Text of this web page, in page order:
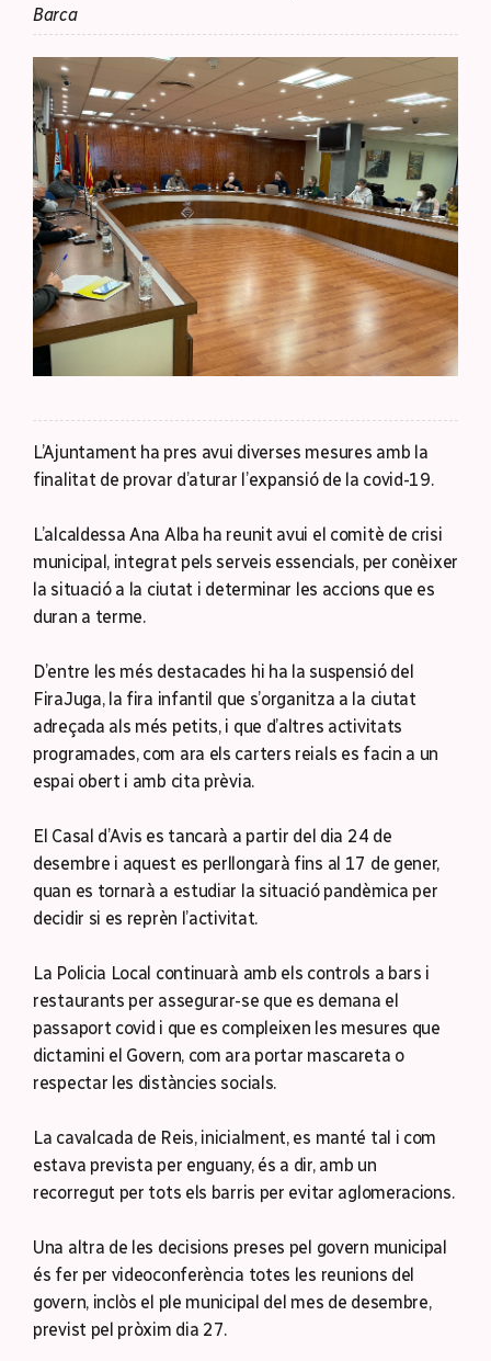
Barca
L’Ajuntament ha pres avui diverses mesures amb la
finalitat de provar d’aturar l’expansió de la covid-19.
L’alcaldessa Ana Alba ha reunit avui el comitè de crisi
municipal, integrat pels serveis essencials, per conèixer
la situació a la ciutat i determinar les accions que es
duran a terme.
D’entre les més destacades hi ha la suspensió del
FiraJuga, la fira infantil que s’organitza a la ciutat
adreçada als més petits, i que d’altres activitats
programades, com ara els carters reials es facin a un
espai obert i amb cita prèvia.
El Casal d’Avis es tancarà a partir del dia 24 de
desembre i aquest es perllongarà fins al 17 de gener,
quan es tornarà a estudiar la situació pandèmica per
decidir si es reprèn l’activitat.
La Policia Local continuarà amb els controls a bars i
restaurants per assegurar-se que es demana el
passaport covid i que es compleixen les mesures que
dictamini el Govern, com ara portar mascareta o
respectar les distàncies socials.
La cavalcada de Reis, inicialment, es manté tal i com
estava prevista per enguany, és a dir, amb un
recorregut per tots els barris per evitar aglomeracions.
Una altra de les decisions preses pel govern municipal
és fer per videoconferència totes les reunions del
govern, inclòs el ple municipal del mes de desembre,
previst pel pròxim dia 27.